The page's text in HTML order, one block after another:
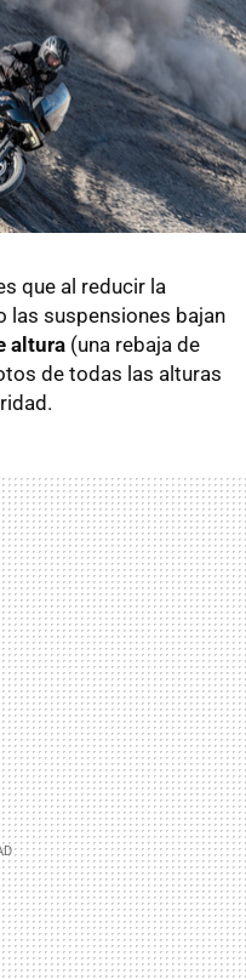
que al reducir la
las suspensiones bajan
altura (una rebaja de
de todas las alturas